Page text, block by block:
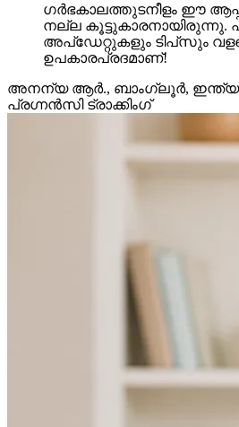
ഗർഭകാലത്തുടനീളം ഈ
നല്ല കൂട്ടുകാരനായിരുന്നു.
അപ്‌ഡേറ്റുകളും ടിപ്‌സും
ഉപകാരപ്രദമാണ്!
അനന്യ ആർ., ബാംഗ്ലൂർ, ഇന്ത്യ
പ്രഗ്നൻസി ട്രാക്കിംഗ്